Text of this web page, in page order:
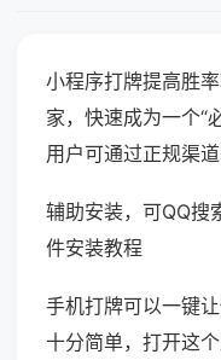
小程序打牌提高胜
家，快速成为一个“
用户可通过正规渠道
辅助安装，可QQ
件安装教程
手机打牌可以一键
十分简单，打开这